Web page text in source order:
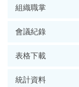
組織職掌
會議紀錄
表格下載
統計資料